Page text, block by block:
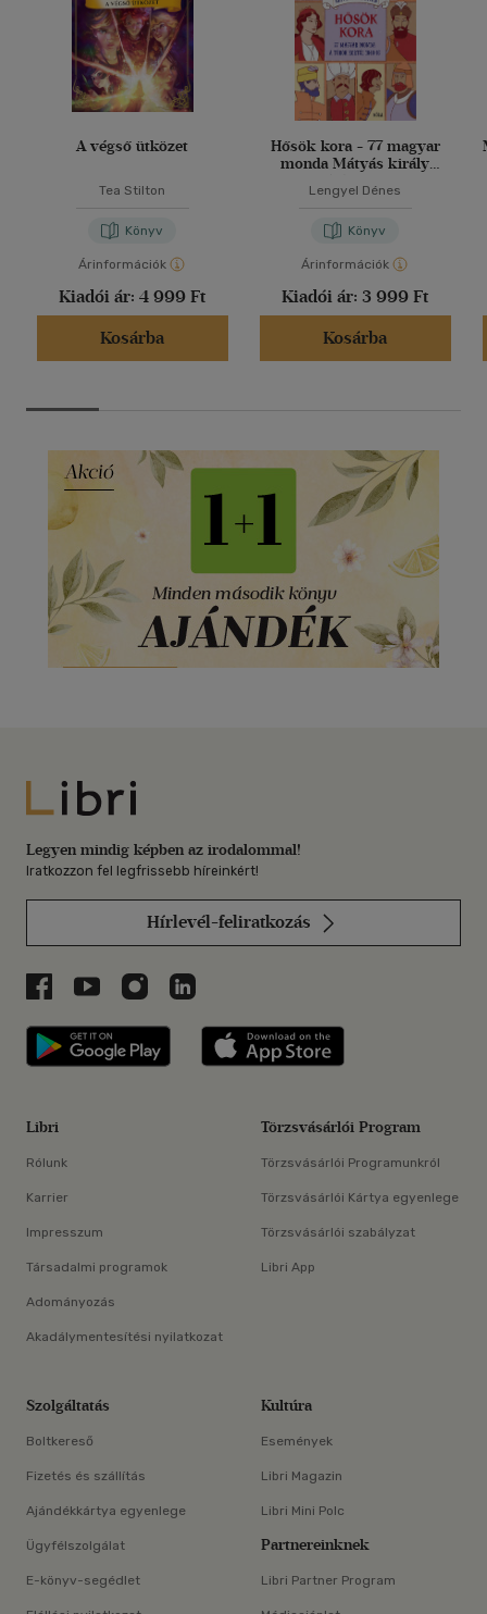
A végső ütközet
Tea Stilton
Könyv
Árinformációk
Kiadói ár: 4 999 Ft
Kosárba
Hősök kora - 77 magyar
monda Mátyás király
Lengyel Dénes
Könyv
Árinformációk
Kiadói ár: 3 999 Ft
Kosárba
Libri
Legyen mindig képben az irodalommal!
Iratkozzon fel legfrissebb híreinkért!
Hírlevél-feliratkozás
Libri a Facebookon
Libri a Youtube-on
Libri az Instagramon
Libri a LinkedInen
Libri applikáció Szerezd meg: Google
Libri
Rólunk
Karrier
Impresszum
Társadalmi programok
Adományozás
Akadálymentesítési nyilatkozat
Törzsvásárlói Program
Törzsvásárlói Programunkról
Törzsvásárlói Kártya egyenlege
Törzsvásárlói szabályzat
Libri App
Szolgáltatás
Boltkereső
Fizetés és szállítás
Ajándékkártya egyenlege
Ügyfélszolgálat
E-könyv-segédlet
Kultúra
Események
Libri Magazin
Libri Mini Polc
Partnereinknek
Libri Partner Program